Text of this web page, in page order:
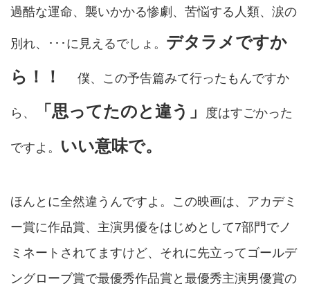
過酷な運命、襲いかかる惨劇、苦悩する人類、涙の
別れ、･･･に見えるでしょ。 デタラメですか
ら！！
僕、この予告篇みて行ったもんですか
ら、 「思ってたのと違う」 度はすごかった
ですよ。 いい意味で。
ほんとに全然違うんですよ。この映画は、アカデミ
ー賞に作品賞、主演男優をはじめとして7部門でノ
ミネートされてますけど、それに先立ってゴールデ
ングローブ賞で最優秀作品賞と最優秀主演男優賞の